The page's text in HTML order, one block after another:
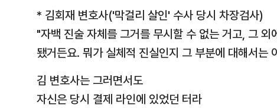
* 김회재 변호사('막걸리 살인' 수사 당시 차장검사)
"자백 진술 자체를 그거를 무시할 수 없는 거고, 그
됐거든요. 뭐가 실체적 진실인지 그 부분에 대해서는
김 변호사는 그러면서도
자신은 당시 결제 라인에 있었던 터라